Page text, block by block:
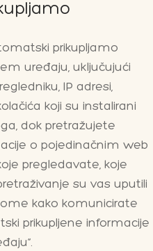
prikupljamo
uređaju, uključujući
IP adresi,
koji su instalirani
dok pretražujete
o pojedinačnim web
pregledavate, koje
su vas uputili
kako komunicirate
prikupljene informacije